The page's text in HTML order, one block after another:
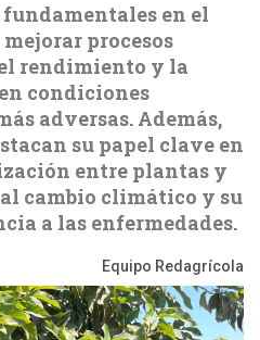
en el
procesos
rendimiento y la
condiciones
adversas. Además,
su papel clave en
entre plantas y
cambio climático y su
a las enfermedades.
Equipo Redagrícola